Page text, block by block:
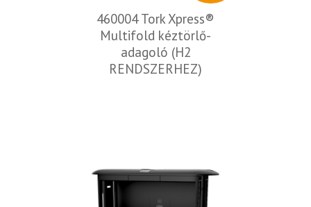
460004 Tork Xpress®
Multifold kéztörlő-
adagoló (H2
RENDSZERHEZ)